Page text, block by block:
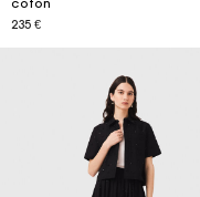
coton
235 €